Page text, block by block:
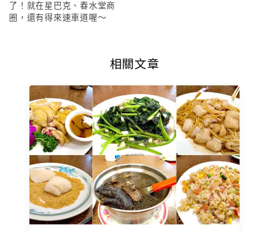
了！就在星巴克、春水堂商
圈，還有得來速車道喔～
相關文章